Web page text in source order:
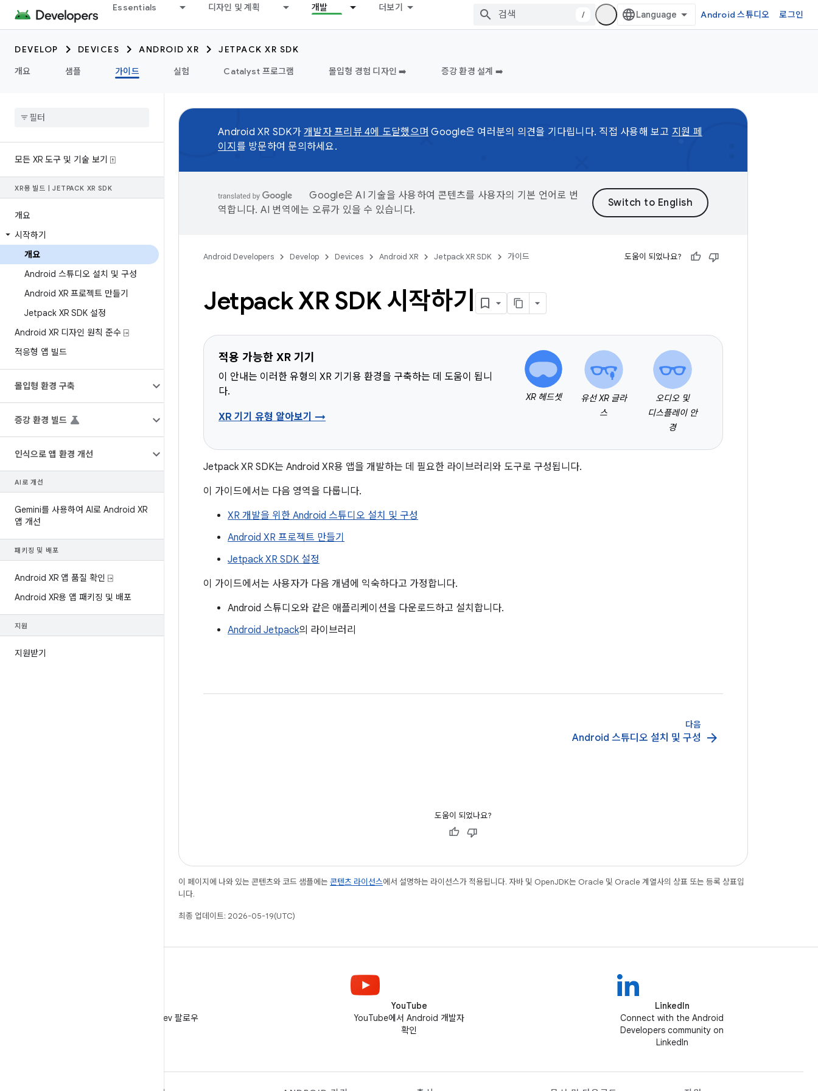
Essentials 디자인 및 계획 개발 더보기
/ Android 스튜디오 로그인
DEVELOP DEVICES ANDROID XR
JETPACK XR SDK
개요
샘플 가이드 실험 Catalyst 프로그램 몰입형 경험 디자인 ➡️ 증강 환경 설계 ➡️
모든 XR 도구 및 기술 보기 ⍐
XR용 빌드 JETPACK XR SDK
개요
시작하기
개요
Android 스튜디오 설치 및 구성
Android XR 프로젝트 만들기
Jetpack XR SDK 설정
Android XR 디자인 원칙 준수 ⍈
적응형 앱 빌드
몰입형 환경 구축
증강 환경 빌드
인식으로 앱 환경 개선
AI로 개선
Gemini를 사용하여 AI로 Android XR
앱 개선
패키징 및 배포
Android XR 앱 품질 확인 ⍈
Android XR용 앱 패키징 및 배포
지원
지원받기
Android XR SDK가 개발자 프리뷰 4에 도달했으며 Google은 여러분의 의견을 기다립니다. 직접 사용해 보고 지원 페
이지 를 방문하여 문의하세요.
Google은 AI 기술을 사용하여 콘텐츠를 사용자의 기본 언어로 번
역합니다. AI 번역에는 오류가 있을 수 있습니다.
Android Developers Develop Devices Android XR Jetpack XR SDK 가이드 도움이 되었나요?
Jetpack XR SDK 시작하기
적용 가능한 XR 기기
이 안내는 이러한 유형의 XR 기기용 환경을 구축하는 데 도움이 됩니
다.
XR 기기 유형 알아보기 →
XR 헤드셋
유선 XR 글라
스
오디오 및
디스플레이 안
경
Jetpack XR SDK는 Android XR용 앱을 개발하는 데 필요한 라이브러리와 도구로 구성됩니다.
이 가이드에서는 다음 영역을 다룹니다.
XR 개발을 위한 Android 스튜디오 설치 및 구성
Android XR 프로젝트 만들기
Jetpack XR SDK 설정
이 가이드에서는 사용자가 다음 개념에 익숙하다고 가정합니다.
Android 스튜디오와 같은 애플리케이션을 다운로드하고 설치합니다.
Android Jetpack의 라이브러리
다음
Android 스튜디오 설치 및 구성 arrow_forward
도움이 되었나요?
이 페이지에 나와 있는 콘텐츠와 코드 샘플에는 콘텐츠 라이선스에서 설명하는 라이선스가 적용됩니다. 자바 및 OpenJDK는 Oracle 및 Oracle 계열사의 상표 또는 등록 상표입
니다.
최종 업데이트: 2026-05-19(UTC)
X에서 @AndroidDev 팔로우
YouTube
YouTube에서 Android 개발자
확인
LinkedIn
Connect with the Android
Developers community on
LinkedIn